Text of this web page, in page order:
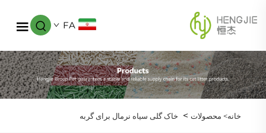
FA
خانه> محصولات> خاک گلی سیاه نرمال برای گربه